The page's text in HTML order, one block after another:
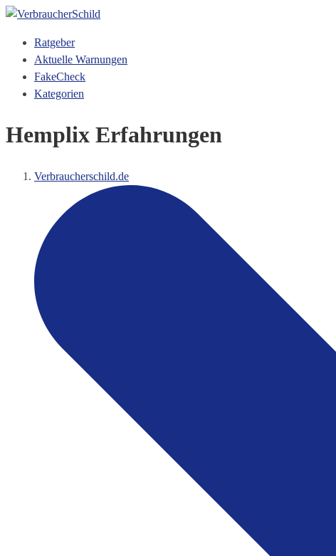
Ratgeber
Aktuelle Warnungen
FakeCheck
Kategorien
Hemplix Erfahrungen
Verbraucherschild.de